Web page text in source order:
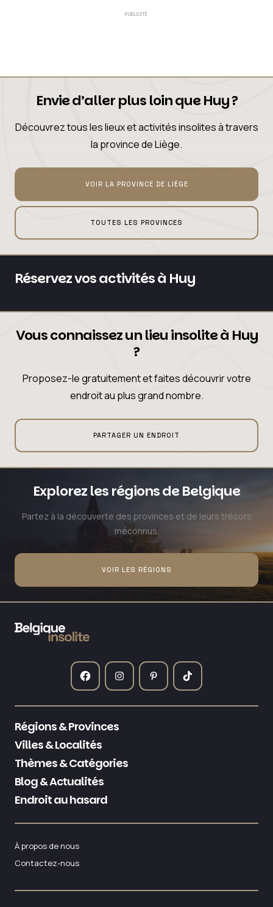
PUBLICITÉ
Envie d’aller plus loin que Huy ?
Découvrez tous les lieux et activités insolites à travers
la province de Liège.
VOIR LA PROVINCE DE LIÈGE
TOUTES LES PROVINCES
Réservez vos activités à Huy
Vous connaissez un lieu insolite à Huy
?
Proposez-le gratuitement et faites découvrir votre
endroit au plus grand nombre.
PARTAGER UN ENDROIT
Explorez les régions de Belgique
Partez à la découverte des provinces et de leurs trésors
méconnus.
VOIR LES RÉGIONS
Régions & Provinces
Villes & Localités
Thèmes & Catégories
Blog & Actualités
Endroit au hasard
À propos de nous
Contactez-nous